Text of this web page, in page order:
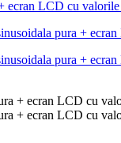
ecran LCD cu